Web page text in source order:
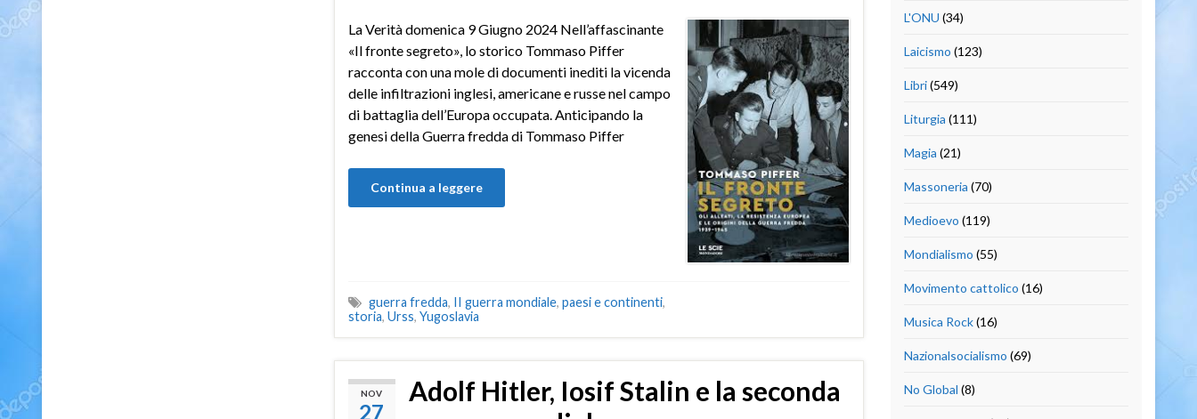
La Verità domenica 9 Giugno 2024 Nell’affascinante
«Il fronte segreto», lo storico Tommaso Piffer
racconta con una mole di documenti inediti la vicenda
delle infiltrazioni inglesi, americane e russe nel campo
di battaglia dell’Europa occupata. Anticipando la
genesi della Guerra fredda di Tommaso Piffer
Continua a leggere
guerra fredda, II guerra mondiale, paesi e continenti,
storia, Urss, Yugoslavia
NOV
27
Adolf Hitler, Iosif Stalin e la seconda
L'ONU (34)
Laicismo (123)
Libri(549)
Liturgia (111)
Magia (21)
Massoneria (70)
Medioevo (119)
Mondialismo (55)
Movimento cattolico (16)
Musica Rock(16)
Nazionalsocialismo (69)
No Global (8)